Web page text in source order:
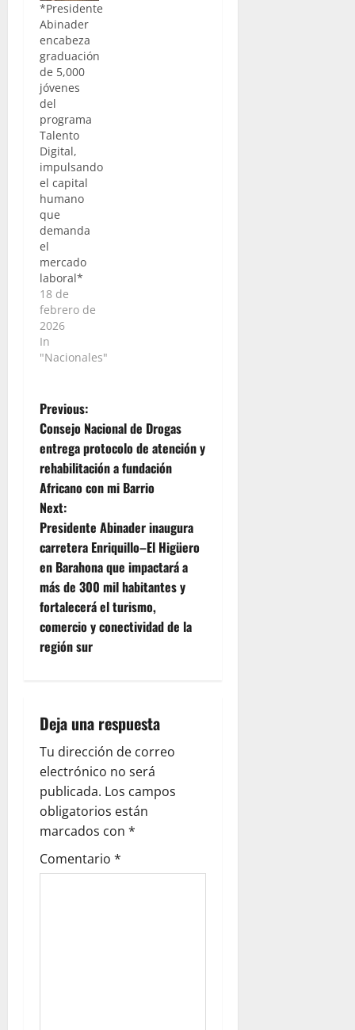
*Presidente
Abinader
encabeza
graduación
de 5,000
jóvenes
del
programa
Talento
Digital,
impulsando
el capital
humano
que
demanda
el
mercado
laboral*
18 de
febrero de
2026
In
"Nacionales"
P
o
s
t
n
a
v
i
a
t
i
o
n
Previous:
Consejo Nacional de Drogas
entrega protocolo de atención y
rehabilitación a fundación
Africano con mi Barrio
Next:
Presidente Abinader inaugura
carretera Enriquillo–El Higüero
en Barahona que impactará a
más de 300 mil habitantes y
fortalecerá el turismo,
comercio y conectividad de la
región sur
Deja una respuesta
Tu dirección de correo
electrónico no será
publicada. Los campos
obligatorios están
marcados con *
Comentario *